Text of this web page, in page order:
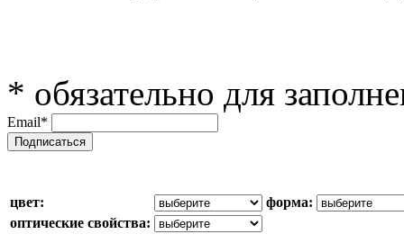
* обязательно для
Email*
цвет:
форма:
оптические свойства: